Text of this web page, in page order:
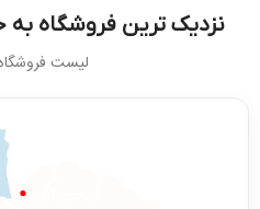
نزدیک ترین فروشگاه به
لیست